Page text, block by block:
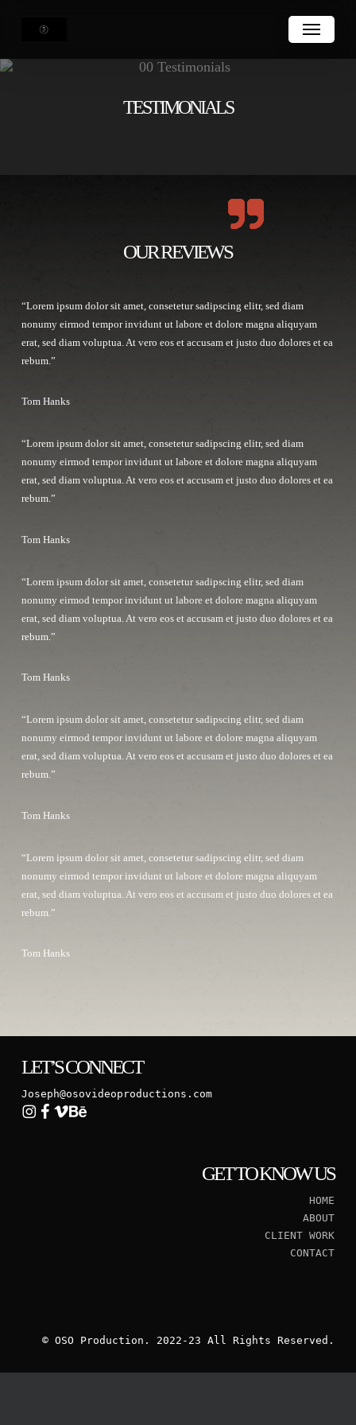
content
Menu
TESTIMONIALS
OUR REVIEWS
“Lorem ipsum dolor sit amet, consetetur sadipscing elitr, sed diam
nonumy eirmod tempor invidunt ut labore et dolore magna aliquyam
erat, sed diam voluptua. At vero eos et accusam et justo duo dolores et ea
rebum.”
Tom Hanks
“Lorem ipsum dolor sit amet, consetetur sadipscing elitr, sed diam
nonumy eirmod tempor invidunt ut labore et dolore magna aliquyam
erat, sed diam voluptua. At vero eos et accusam et justo duo dolores et ea
rebum.”
Tom Hanks
“Lorem ipsum dolor sit amet, consetetur sadipscing elitr, sed diam
nonumy eirmod tempor invidunt ut labore et dolore magna aliquyam
erat, sed diam voluptua. At vero eos et accusam et justo duo dolores et ea
rebum.”
Tom Hanks
“Lorem ipsum dolor sit amet, consetetur sadipscing elitr, sed diam
nonumy eirmod tempor invidunt ut labore et dolore magna aliquyam
erat, sed diam voluptua. At vero eos et accusam et justo duo dolores et ea
rebum.”
Tom Hanks
“Lorem ipsum dolor sit amet, consetetur sadipscing elitr, sed diam
nonumy eirmod tempor invidunt ut labore et dolore magna aliquyam
erat, sed diam voluptua. At vero eos et accusam et justo duo dolores et ea
rebum.”
Tom Hanks
LET’S CONNECT
Joseph@osovideoproductions.com
GET TO KNOW US
HOME
ABOUT
CLIENT WORK
CONTACT
© OSO Production. 2022-23 All Rights Reserved.